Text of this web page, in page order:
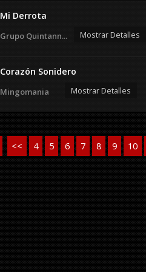
Mi Derrota
Grupo Quintann... Mostrar Detalles
Corazón Sonidero
Mingomania Mostrar Detalles
<< 4 5 6 7 8 9 10